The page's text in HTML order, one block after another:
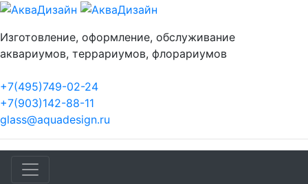
Изготовление, оформление, обслуживание
аквариумов, террариумов, флорариумов
+7(495)749-02-24
+7(903)142-88-11
glass@aquadesign.ru